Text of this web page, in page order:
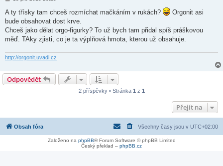
í
s
p
ě
v
e
A ty třísky tam chceš rozmíchat mačkáním v rukách?
Orgonit asi
bude obsahovat dost krve.
Chceš jako dělat orgo-figurky? To už bych tam přidal spíš práškovou
měď. TAky zjisti, co je ta výplňová hmota, kterou už obsahuje.
http://orgonit.uvadi.cz
Odpovědět
2 příspěvky • Stránka 1 z 1
Přejít na
Obsah fóra Všechny časy jsou v UTC+02:00
Založeno na phpBB® Forum Software © phpBB Limited
Český překlad – phpBB.cz